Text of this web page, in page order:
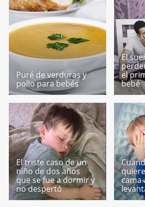
Puré de verduras y
pollo para bebés
El
el
bebé
El triste caso de un
niño de dos años
que se fue a dormir y
no despertó
cama